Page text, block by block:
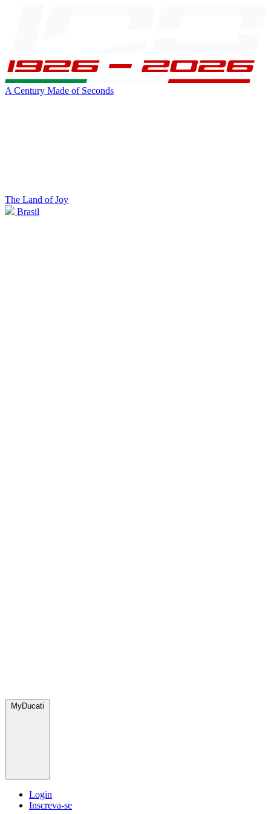
A Century Made of Seconds
The Land of Joy
Brasil
MyDucati
Login
Inscreva-se